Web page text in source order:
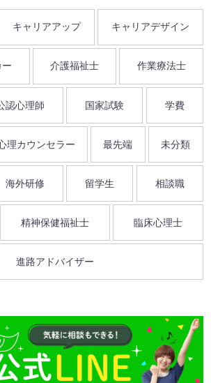
キャリアアップ キャリアデザイン
介護福祉士 作業療法士
認心理師 国家試験 学費
理カウンセラー 最先端 未分類
海外研修 留学生 相談職
精神保健福祉士 臨床心理士
進路アドバイザー